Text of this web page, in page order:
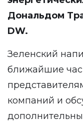
Дональдом
DW.
Зеленский
ближайшие
компаний и